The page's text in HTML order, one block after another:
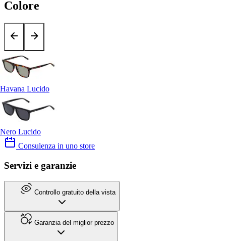
Colore
Havana Lucido
Nero Lucido
Consulenza in uno store
Servizi e garanzie
Controllo gratuito della vista
Garanzia del miglior prezzo